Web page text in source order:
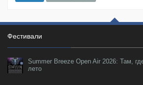
Фестивали
Summer Breeze Open Air 2026: Там,
лето